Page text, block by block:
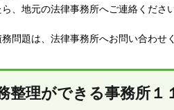
、地元の法律事務所へご連絡ください
問題は、法律事務所へお問い合わせ
整理ができる事務所１